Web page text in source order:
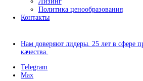
- Оценка
- Оценка
Сканеры шариков AVIKO